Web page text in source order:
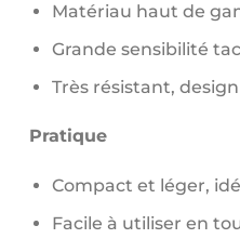
Matériau haut de
Grande sensibilité
Très résistant,
Pratique
Compact et léger,
Facile à utiliser en